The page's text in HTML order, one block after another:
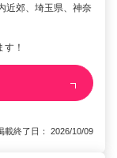
近郊、埼玉県、神奈
！
終了日： 2026/10/09